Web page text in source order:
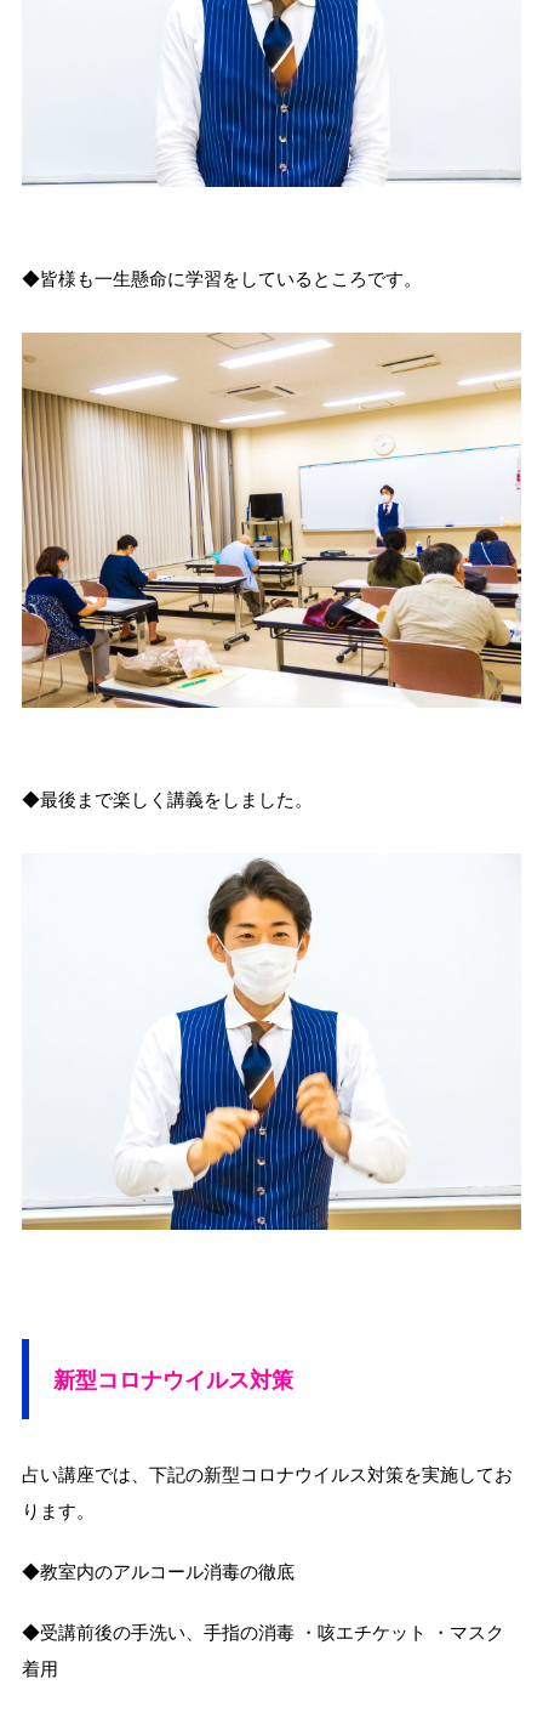
◆皆様も一生懸命に学習をしているところです。
◆最後まで楽しく講義をしました。
新型コロナウイルス対策
占い講座では、下記の新型コロナウイルス対策を実施してお
ります。
◆教室内のアルコール消毒の徹底
◆受講前後の手洗い、手指の消毒 ・咳エチケット ・マスク
着用